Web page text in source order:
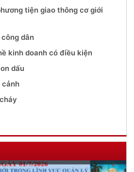
tiện giao thông cơ giới
dân
kinh doanh có điều kiện
dấu
cảnh